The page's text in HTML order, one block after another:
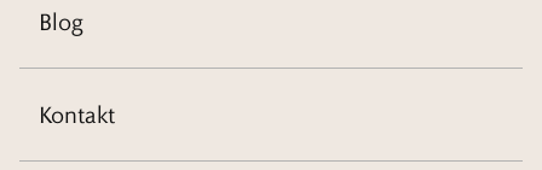
Blog
Kontakt